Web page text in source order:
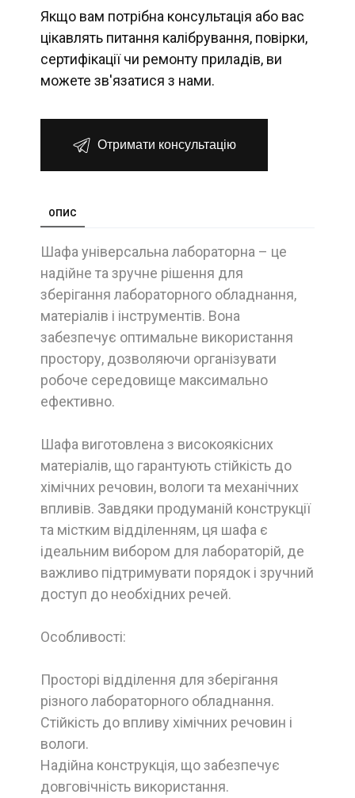
Якщо вам потрібна консультація або вас
цікавлять питання калібрування, повірки,
сертифікації чи ремонту приладів, ви
можете зв'язатися з нами.
Отримати консультацію
ОПИС
Шафа універсальна лабораторна – це
надійне та зручне рішення для
зберігання лабораторного обладнання,
матеріалів і інструментів. Вона
забезпечує оптимальне використання
простору, дозволяючи організувати
робоче середовище максимально
ефективно.
Шафа виготовлена з високоякісних
матеріалів, що гарантують стійкість до
хімічних речовин, вологи та механічних
впливів. Завдяки продуманій конструкції
та містким відділенням, ця шафа є
ідеальним вибором для лабораторій, де
важливо підтримувати порядок і зручний
доступ до необхідних речей.
Особливості:
Просторі відділення для зберігання
різного лабораторного обладнання.
Стійкість до впливу хімічних речовин і
вологи.
Надійна конструкція, що забезпечує
довговічність використання.